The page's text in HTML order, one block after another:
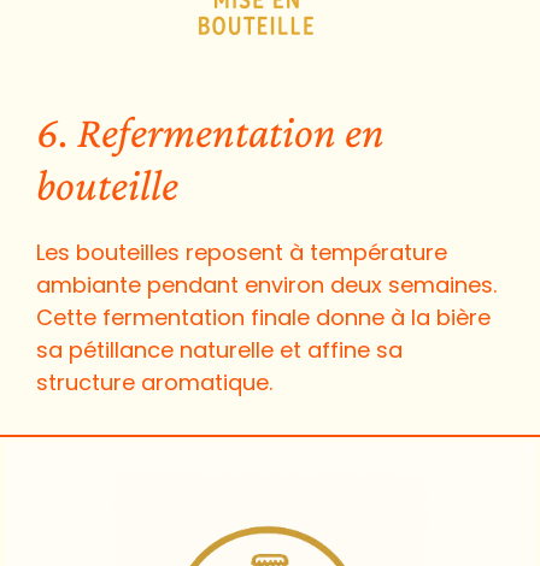
6. Refermentation en
bouteille
Les bouteilles reposent à température
ambiante pendant environ deux semaines.
Cette fermentation finale donne à la bière
sa pétillance naturelle et affine sa
structure aromatique.